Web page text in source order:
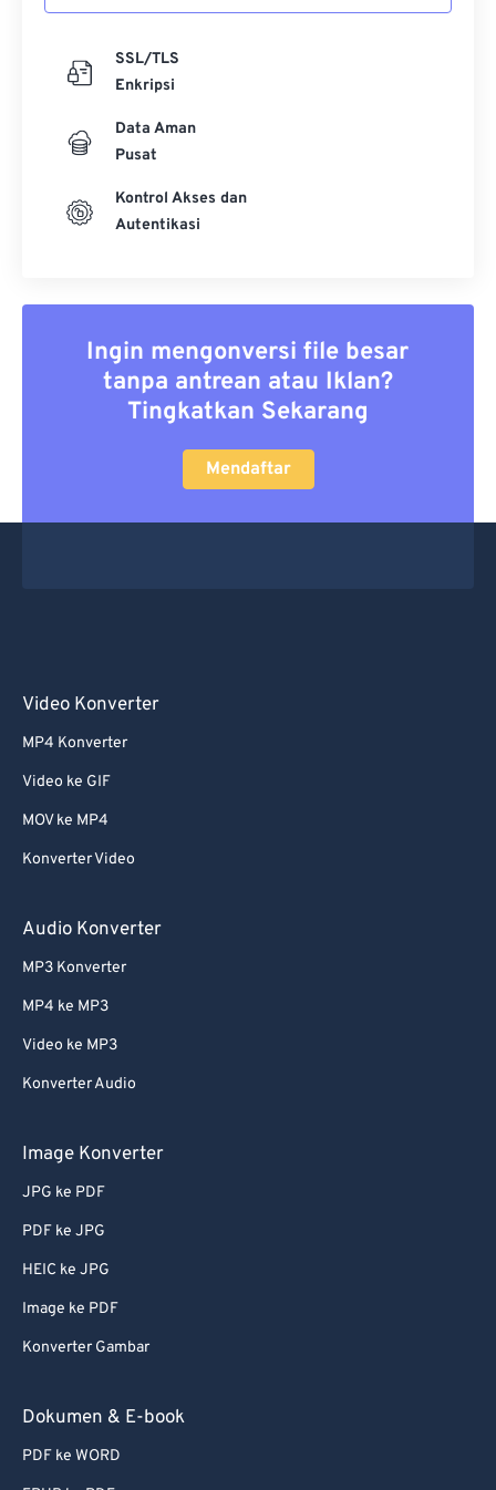
SSL/TLS
Enkripsi
Data Aman
Pusat
Kontrol Akses dan
Autentikasi
Ingin mengonversi file besar
tanpa antrean atau Iklan?
Tingkatkan Sekarang
Mendaftar
Video Konverter
MP4 Konverter
Video ke GIF
MOV ke MP4
Konverter Video
Audio Konverter
MP3 Konverter
MP4 ke MP3
Video ke MP3
Konverter Audio
Image Konverter
JPG ke PDF
PDF ke JPG
HEIC ke JPG
Image ke PDF
Konverter Gambar
Dokumen & E-book
PDF ke WORD